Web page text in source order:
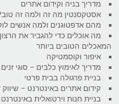
מדריך בניה וקידום אתרים
אסטקסנטין מה זה ולמה זה
מהם אדפטוגנים ולמה אנשים
המאכלים הטובים ביותר
איפור וקוסמטיקה
מדריך לאימוץ כלבים – סוגי
בניית פרגולה בבית פרטי
קידום אתרים באינטרנט – שיווק
בניית חנות וירטואלית